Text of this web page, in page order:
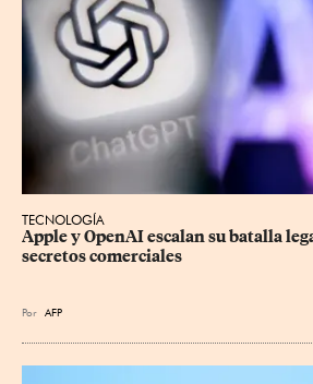
TECNOLOGÍA
Apple y OpenAI escalan su batalla
secretos comerciales
Por AFP